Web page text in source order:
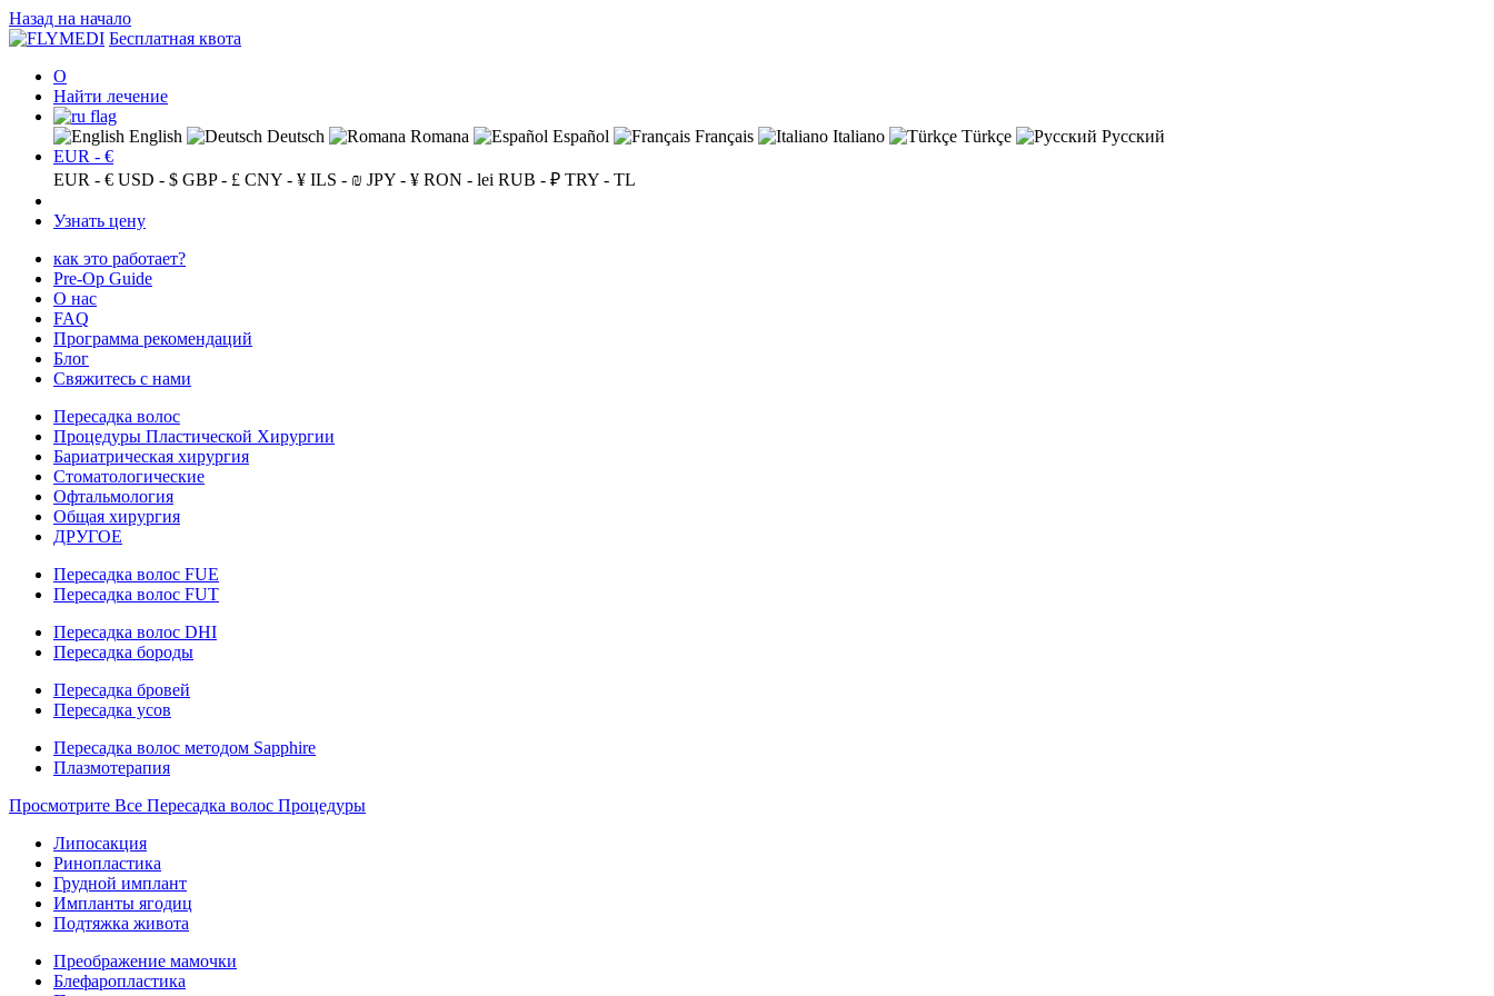
Назад на начало
Бесплатная квота
О
Найти лечение
English Deutsch Romana Español Français Italiano Türkçe
Русский
EUR - €
EUR - € USD - $ GBP - £ CNY - ¥ ILS - ₪ JPY - ¥ RON - lei RUB - ₽ TRY - TL
Узнать цену
как это работает?
Pre-Op Guide
О нас
FAQ
Программа рекомендаций
Блог
Свяжитесь с нами
Пересадка волос
Процедуры Пластической Хирургии
Бариатрическая хирургия
Стоматологические
Офтальмология
Общая хирургия
ДРУГОЕ
Пересадка волос FUE
Пересадка волос FUT
Пересадка волос DHI
Пересадка бороды
Пересадка бровей
Пересадка усов
Пересадка волос методом Sapphire
Плазмотерапия
Просмотрите Все Пересадка волос Процедуры
Липосакция
Ринопластика
Грудной имплант
Импланты ягодиц
Подтяжка живота
Преображение мамочки
Блефаропластика